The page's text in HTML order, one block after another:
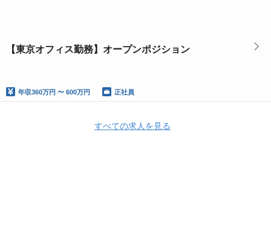
【東京オフィス勤務】オープンポジション
年収360万円 〜 600万円 正社員
すべての求人を見る